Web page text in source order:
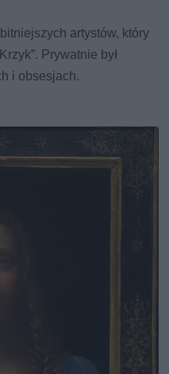
artystów, który
Prywatnie był
i obsesjach.